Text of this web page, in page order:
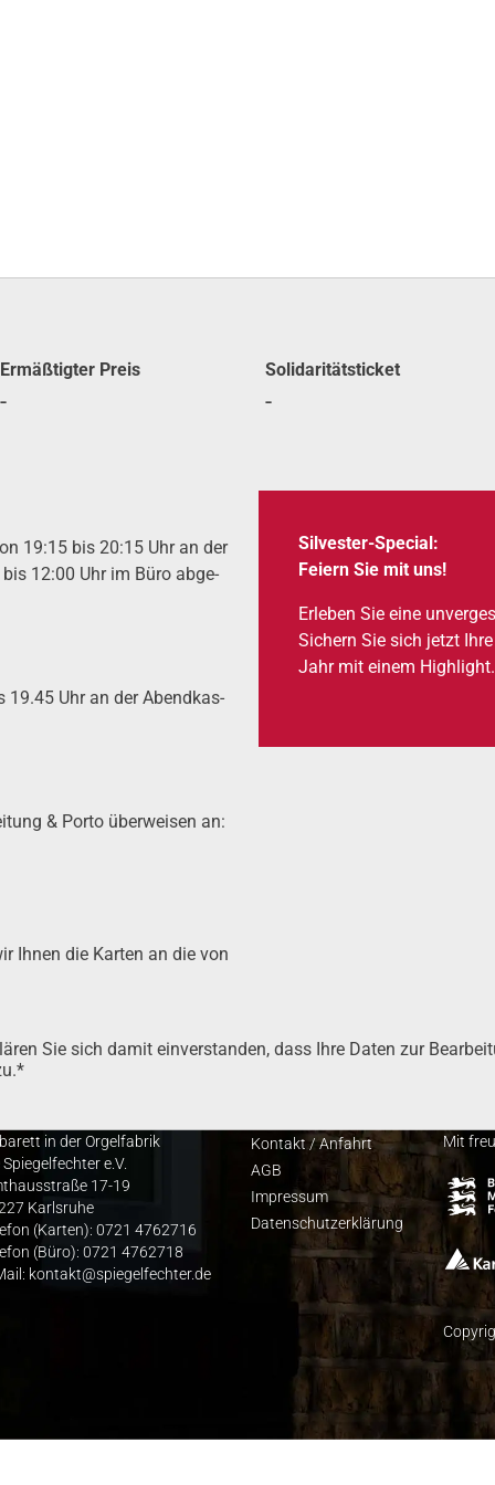
Ermäß­tig­ter Preis
-
Soli­da­ri­täts­ti­cket
-
19:15 bis 20:15 Uhr an der
12:00 Uhr im Büro abge­
19.45 Uhr an der Abend­kas­
& Por­to über­wei­sen an:
Ihnen die Karten an die von
Sil­ves­ter-Spe­cial:
Fei­ern Sie mit uns!
Erle­ben Sie eine
Sichern Sie sich jetzt
Jahr mit einem High­light.
Sie sich damit ein­ver­stan­den, dass Ihre Daten zur
in der Orgelfabrik
Spiegelfechter e.V.
17-19
Karlsruhe
(Karten): 0721 4762716
(Büro): 0721 4762718
kontakt@spiegelfechter.de
Kon­takt / Anfahrt
AGB
Impres­sum
Daten­schutz­er­klä­rung
Mit